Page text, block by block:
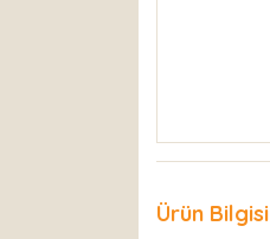
Ürün Bilgisi